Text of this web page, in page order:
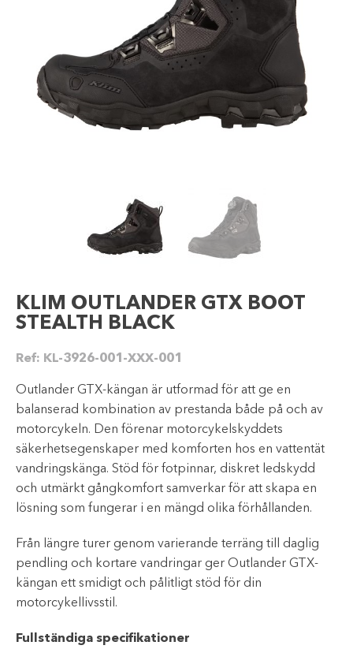
KLIM OUTLANDER GTX BOOT
STEALTH BLACK
Ref: KL-3926-001-XXX-001
Outlander GTX-kängan är utformad för att ge en
balanserad kombination av prestanda både på och av
motorcykeln. Den förenar motorcykelskyddets
säkerhetsegenskaper med komforten hos en vattentät
vandringskänga. Stöd för fotpinnar, diskret ledskydd
och utmärkt gångkomfort samverkar för att skapa en
lösning som fungerar i en mängd olika förhållanden.
Från längre turer genom varierande terräng till daglig
pendling och kortare vandringar ger Outlander GTX-
kängan ett smidigt och pålitligt stöd för din
motorcykellivsstil.
Fullständiga specifikationer